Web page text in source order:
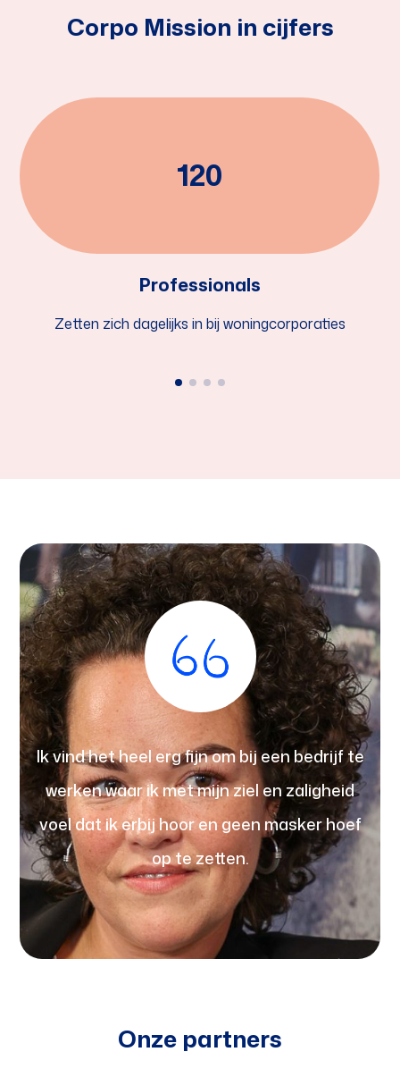
Contact
Corpo Mission in cijfers
120
Professionals
Zetten zich dagelijks in bij woningcorporaties
Ik vind het heel erg fijn om bij een bedrijf te
werken waar ik met mijn ziel en zaligheid
voel dat ik erbij hoor en geen masker hoef
op te zetten.
Onze partners